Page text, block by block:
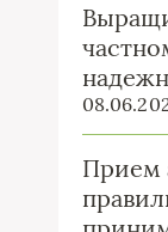
Прием